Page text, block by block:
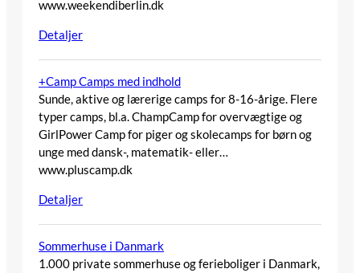
www.weekendiberlin.dk
Detaljer
+Camp Camps med indhold
Sunde, aktive og lærerige camps for 8-16-årige. Flere
typer camps, bl.a. ChampCamp for overvægtige og
GirlPower Camp for piger og skolecamps for børn og
unge med dansk-, matematik- eller…
www.pluscamp.dk
Detaljer
Sommerhuse i Danmark
1.000 private sommerhuse og ferieboliger i Danmark,